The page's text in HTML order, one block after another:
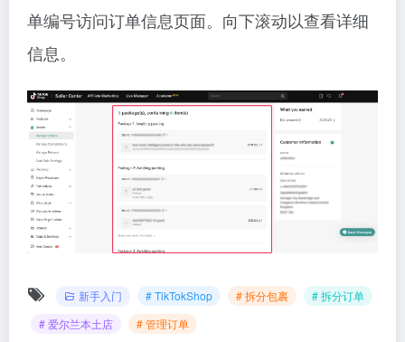
单编号访问订单信息页面。向下滚动以查看详细
信息。
新手入门 # TikTokShop # 拆分包裹
# 拆分订单
# 爱尔兰本土店
# 管理订单